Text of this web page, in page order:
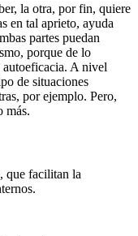
la otra, por fin, quiere
en tal aprieto, ayuda
partes puedan
porque de lo
A nivel
de situaciones
por ejemplo. Pero,
más.
que facilitan la